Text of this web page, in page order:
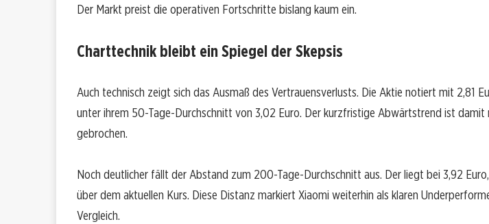
Der Markt preist die operativen Fortschritte bislang kaum ein.
Charttechnik bleibt ein Spiegel der Skepsis
Auch technisch zeigt sich das Ausmaß des Vertrauensverlusts. Die Aktie notiert mit 2,81
unter ihrem 50-Tage-Durchschnitt von 3,02 Euro. Der kurzfristige Abwärtstrend ist damit
gebrochen.
Noch deutlicher fällt der Abstand zum 200-Tage-Durchschnitt aus. Der liegt bei 3,92
über dem aktuellen Kurs. Diese Distanz markiert Xiaomi weiterhin als klaren
Vergleich.